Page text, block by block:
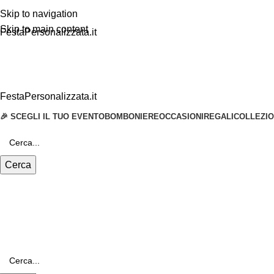
Skip to navigation
Skip to main content
FestaPersonalizzata.it
FestaPersonalizzata.it
🎉 SCEGLI IL TUO EVENTOBOMBONIEREOCCASIONI REGALI
Cerca